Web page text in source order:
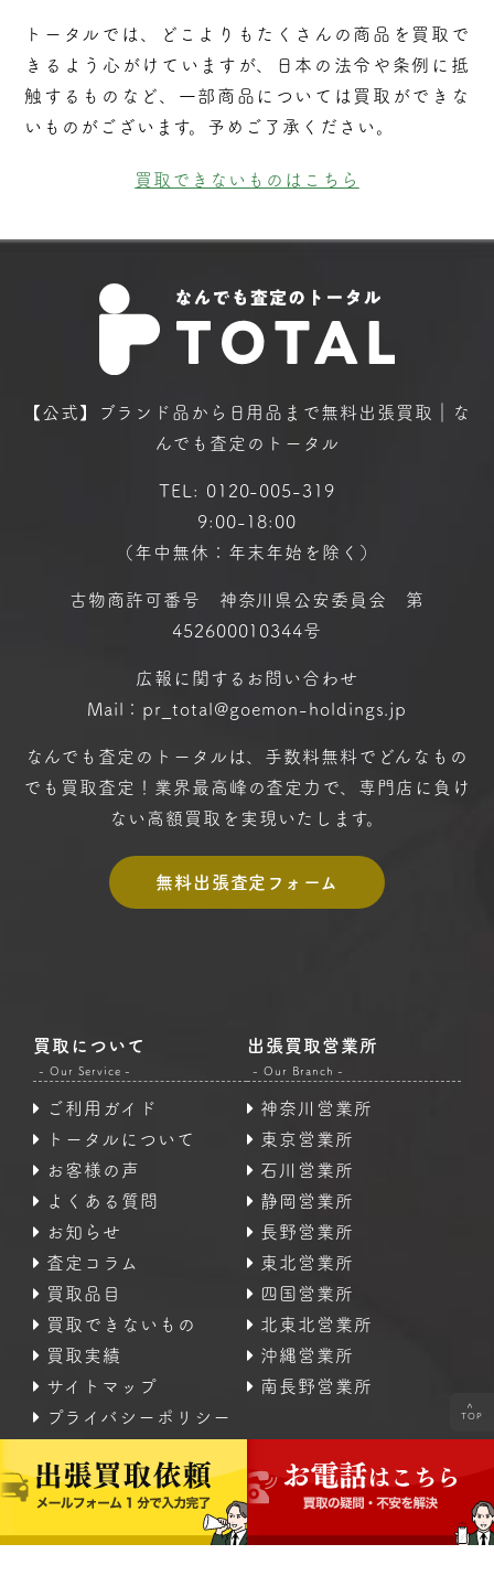
トータルでは、どこよりもたくさんの商品を買取で
きるよう⼼がけていますが、⽇本の法令や条例に抵
触するものなど、⼀部商品については買取ができな
いものがございます。予めご了承ください。
買取できないものはこちら
【公式】ブランド品から日用品まで無料出張買取｜な
んでも査定のトータル
TEL: 0120-005-319
9:00-18:00
（年中無休：年末年始を除く）
古物商許可番号 神奈川県公安委員会 第
452600010344号
広報に関するお問い合わせ
Mail：pr_total@goemon-holdings.jp
なんでも査定のトータルは、手数料無料で どんなもの
でも買取査定！ 業界最高峰の査定力で、専門店に 負け
ない高額買取を実現いたします。
無料出張査定フォーム
買取について
- Our Service -
ご利用ガイド
トータルについて
お客様の声
よくある質問
お知らせ
査定コラム
買取品目
買取できないもの
買取実績
サイトマップ
プライバシーポリシー
出張買取営業所
- Our Branch -
神奈川営業所
東京営業所
石川営業所
静岡営業所
長野営業所
東北営業所
四国営業所
北東北営業所
沖縄営業所
南長野営業所
Copyright © 2016 - 2024 【公式】 不用品の出張査定・
高価買取｜なんでも査定のトータル All Rights Reserved.
<
TOP